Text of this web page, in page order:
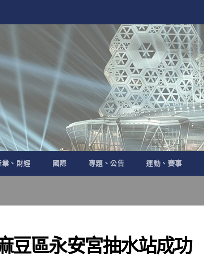
業、財經 國際 專題、公告 運動、賽事
豆區永安宮抽水站成功